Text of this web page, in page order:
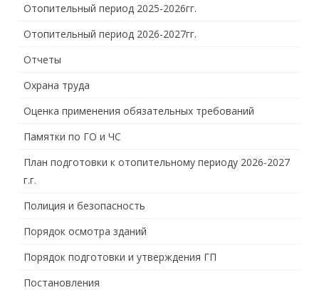
Отопительный период 2025-2026гг.
Отопительный период 2026-2027гг.
Отчеты
Охрана труда
Оценка применения обязательных требований
Памятки по ГО и ЧС
План подготовки к отопительному периоду 2026-2027
г.г.
Полиция и безопасность
Порядок осмотра зданий
Порядок подготовки и утверждения ГП
Постановления